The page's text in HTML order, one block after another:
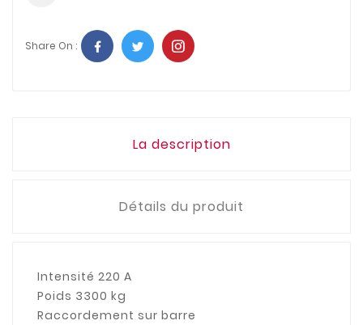
Share On :
La description
Détails du produit
Intensité 220 A
Poids 3300 kg
Raccordement sur barre